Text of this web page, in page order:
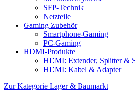
SFP-Technik
Netzteile
Gaming Zubehör
Smartphone-Gaming
PC-Gaming
HDMI-Produkte
HDMI: Extender, Splitter &
HDMI: Kabel & Adapter
Zur Kategorie Lager & Baumarkt